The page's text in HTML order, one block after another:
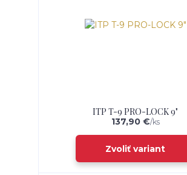
ITP T-9 PRO-LOCK 9"
137,90 €/ks
Zvoliť variant